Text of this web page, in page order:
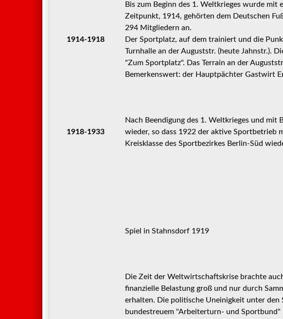
1914-1918
Bis zum Beginn des 1. Weltkrieges wurde
Zeitpunkt, 1914, gehörten dem Deutschen
294 Mitgliedern an.
Der Sportplatz, auf dem trainiert und die
Turnhalle an der Auguststr. (heute Jahnstr.).
"Zum Sportplatz". Das Terrain an der
Bemerkenswert: der Hauptpächter Gastwirt
1918-1933
Nach Beendigung des 1. Weltkrieges und
wieder, so dass 1922 der aktive Sportbetrieb
Kreisklasse des Sportbezirkes Berlin-Süd
Spiel in Stahnsdorf 1919
Die Zeit der Weltwirtschaftskrise brachte
finanzielle Belastung groß und nur durch
erhalten. Die politische Uneinigkeit unter
bundestreuem "Arbeiterturn- und